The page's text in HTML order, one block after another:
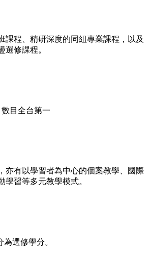
課程、精研深度的同組專業課程，以及
選修課程。
目全台第一
亦有以學習者為中心的個案教學、國際
學習等多元教學模式。
選修學分。